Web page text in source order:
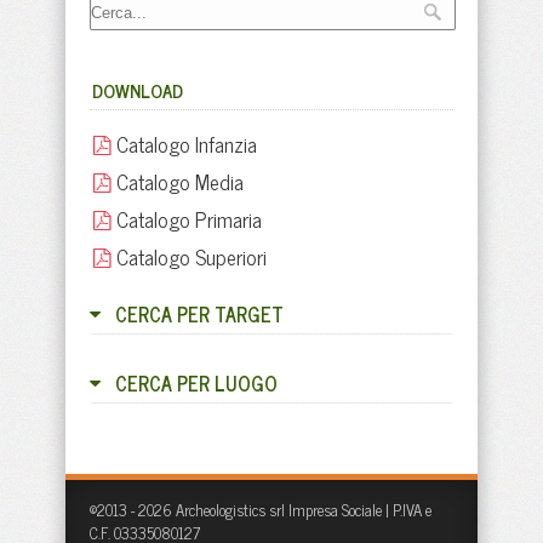
DOWNLOAD
Catalogo Infanzia
Catalogo Media
Catalogo Primaria
Catalogo Superiori
CERCA PER TARGET
CERCA PER LUOGO
©2013 - 2026 Archeologistics srl Impresa Sociale | P.IVA e
C.F. 03335080127